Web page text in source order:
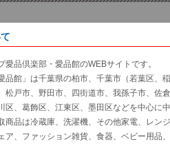
愛品倶楽部・愛品館のWEBサイトです。
品館」は千葉県の柏市、千葉市（若葉区、
松戸市、野田市、四街道市、我孫子市、佐
区、葛飾区、江東区、墨田区などを中心に
商品は冷蔵庫、洗濯機、その他家電、レン
ア、ファッション雑貨、食器、ベビー用品